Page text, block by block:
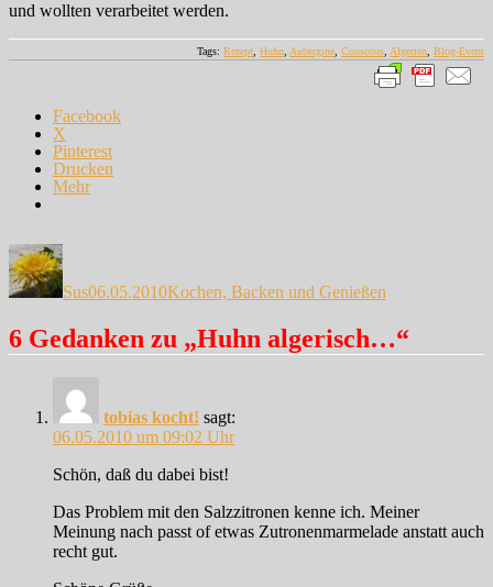
und wollten verarbeitet werden.
Tags: Rezept Huhn Aubergine Couscous Algerien Blog-Event
Facebook
X
Pinterest
Drucken
Mehr
Autor
Sus06.05.2010Kochen, Backen und Genießen
6 Gedanken zu „Huhn algerisch…“
tobias kocht! sagt:
06.05.2010 um 09:02 Uhr
Schön, daß du dabei bist!
Das Problem mit den Salzzitronen kenne ich. Meiner
Meinung nach passt of etwas Zutronenmarmelade anstatt auch
recht gut.